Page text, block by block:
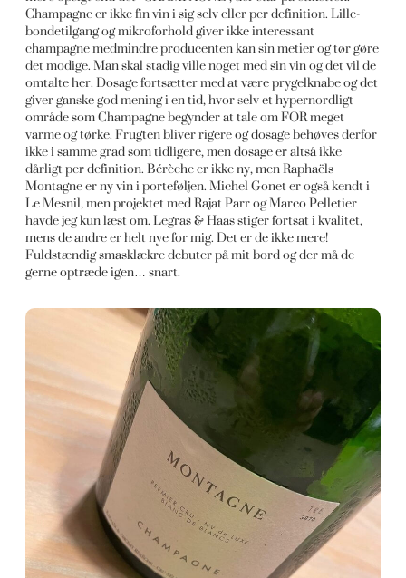
Champagne er ikke fin vin i sig selv eller per definition. Lille-
bondetilgang og mikroforhold giver ikke interessant
champagne medmindre producenten kan sin metier og tør gøre
det modige. Man skal stadig ville noget med sin vin og det vil de
omtalte her. Dosage fortsætter med at være prygelknabe og det
giver ganske god mening i en tid, hvor selv et hypernordligt
område som Champagne begynder at tale om FOR meget
varme og tørke. Frugten bliver rigere og dosage behøves derfor
ikke i samme grad som tidligere, men dosage er altså ikke
dårligt per definition. Bérèche er ikke ny, men Raphaëls
Montagne er ny vin i porteføljen. Michel Gonet er også kendt i
Le Mesnil, men projektet med Rajat Parr og Marco Pelletier
havde jeg kun læst om. Legras & Haas stiger fortsat i kvalitet,
mens de andre er helt nye for mig. Det er de ikke mere!
Fuldstændig smasklækre debuter på mit bord og der må de
gerne optræde igen… snart.